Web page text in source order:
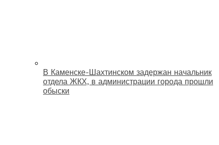
В Каменске-Шахтинском задержан начальник
отдела ЖКХ, в администрации города прошли
обыски